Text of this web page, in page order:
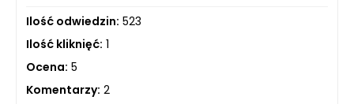
Ilość odwiedzin: 523
Ilość kliknięć: 1
Ocena: 5
Komentarzy: 2